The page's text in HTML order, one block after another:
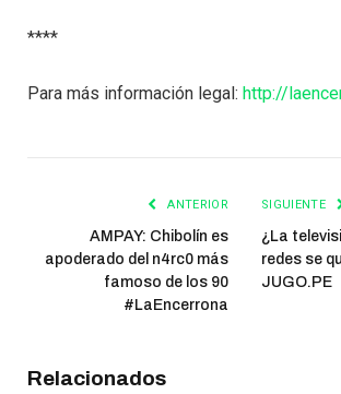
****
Para más información legal: http://
ANTERIOR
AMPAY: Chibolín es
apoderado del n4rc0 más
famoso de los 90
#LaEncerrona
SIGUIENTE
¿La
redes se
JUGO.PE
Relacionados